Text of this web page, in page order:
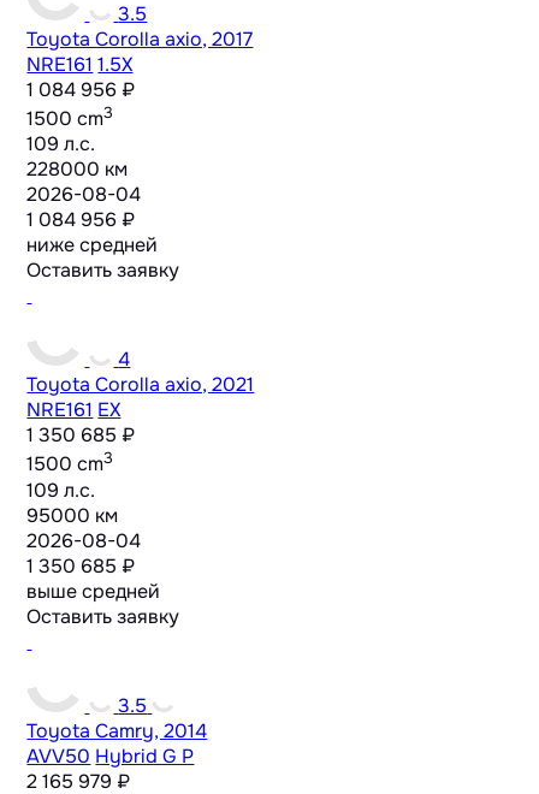
3.5
Toyota Corolla axio, 2017
NRE161 1.5X
1 084 956 ₽
1500 cm3
109 л.с.
228000 км
2026-08-04
1 084 956 ₽
ниже средней
Оставить заявку
4
Toyota Corolla axio, 2021
NRE161 EX
1 350 685 ₽
1500 cm3
109 л.с.
95000 км
2026-08-04
1 350 685 ₽
выше средней
Оставить заявку
3.5
Toyota Camry, 2014
AVV50 Hybrid G P
2 165 979 ₽